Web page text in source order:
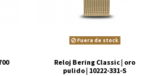
Fuera de stock
Reloj Bering Classic | oro
pulido | 10222-331-S